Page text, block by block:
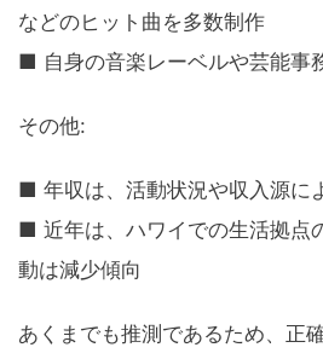
などのヒット曲を多数制作
■ 自身の音楽レーベルや芸能事
その他:
■ 年収は、活動状況や収入源に
■ 近年は、ハワイでの生活拠点
動は減少傾向
あくまでも推測であるため、正